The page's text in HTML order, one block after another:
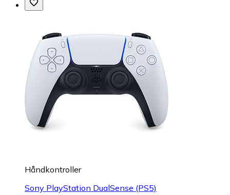
Håndkontroller
Sony PlayStation DualSense (PS5)